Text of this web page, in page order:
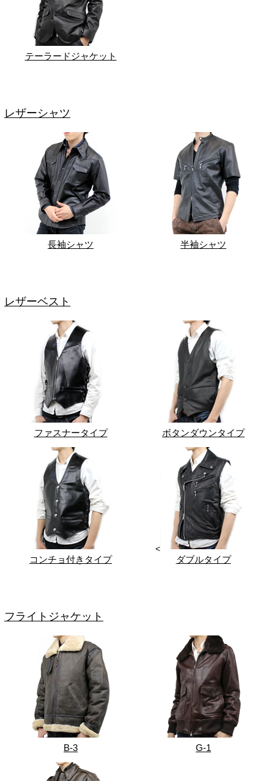
テーラードジャケット
レザーシャツ
長袖シャツ 半袖シャツ
レザーベスト
ファスナータイプ ボタンダウンタイプ
コンチョ付きタイプ
<
ダブルタイプ
フライトジャケット
B-3 G-1